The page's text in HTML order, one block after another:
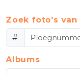
Zoek foto's
#
Albums